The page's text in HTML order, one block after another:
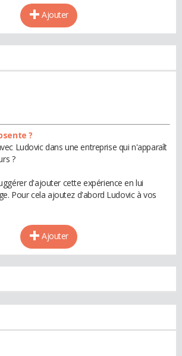
Ajouter
?
Ludovic dans une entreprise qui n'apparaît
?
d'ajouter cette expérience en lui
Pour cela ajoutez d'abord Ludovic à vos
Ajouter